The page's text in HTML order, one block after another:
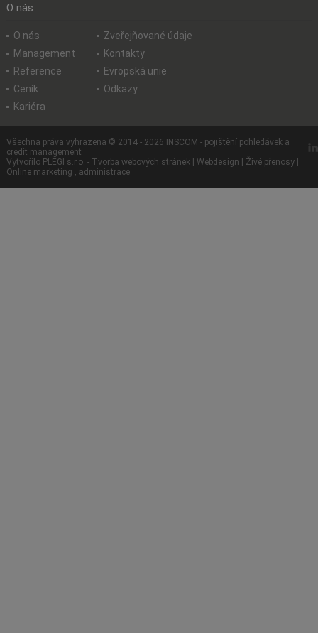
O nás
O nás
Management
Reference
Ceník
Kariéra
Zveřejňované údaje
Kontakty
Evropská unie
Odkazy
Všechna práva vyhrazena © 2014 - 2026 INSCOM - pojištění pohledávek a
credit management
Vytvořilo PLEGI s.r.o. - Tvorba webových stránek | Webdesign | Živé přenosy|
Online marketing
administrace